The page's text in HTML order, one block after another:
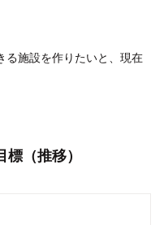
る施設を作りたいと、現在
（推移）